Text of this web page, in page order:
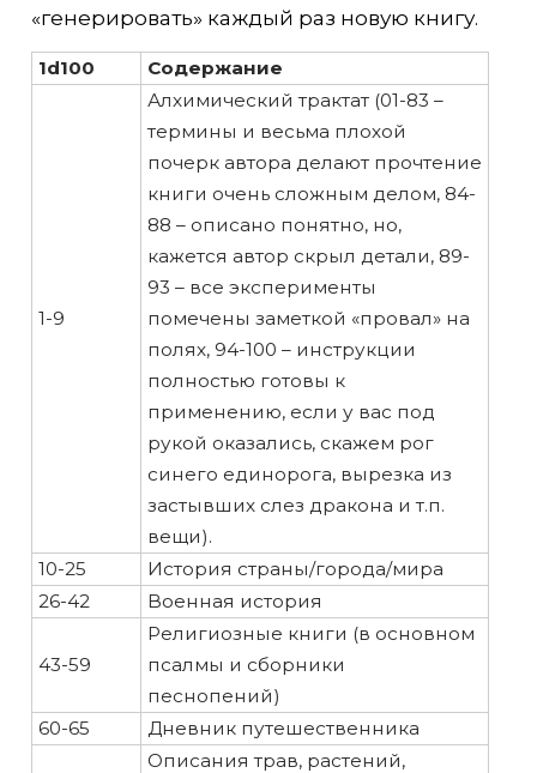
«генерировать» каждый раз новую книгу.
1d100 Содержание
1-9
Алхимический трактат (01-83 –
термины и весьма плохой
почерк автора делают прочтение
книги очень сложным делом, 84-
88 – описано понятно, но,
кажется автор скрыл детали, 89-
93 – все эксперименты
помечены заметкой «провал» на
полях, 94-100 – инструкции
полностью готовы к
применению, если у вас под
рукой оказались, скажем рог
синего единорога, вырезка из
застывших слез дракона и т.п.
вещи).
10-25
История страны/города/мира
26-42
Военная история
43-59
Религиозные книги (в основном
псалмы и сборники
песнопений)
60-65
Дневник путешественника
Описания трав, растений,